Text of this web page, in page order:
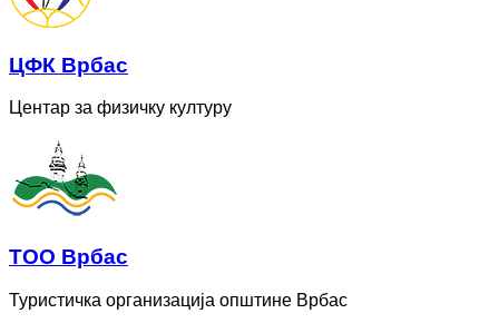
ЦФК Врбас
Центар за физичку културу
ТОО Врбас
Туристичка организација општине Врбас